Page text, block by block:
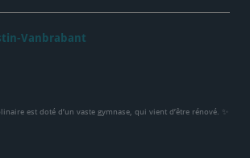
Vanbrabant
est doté d’un vaste gymnase, qui vient d’être rénové. ✨